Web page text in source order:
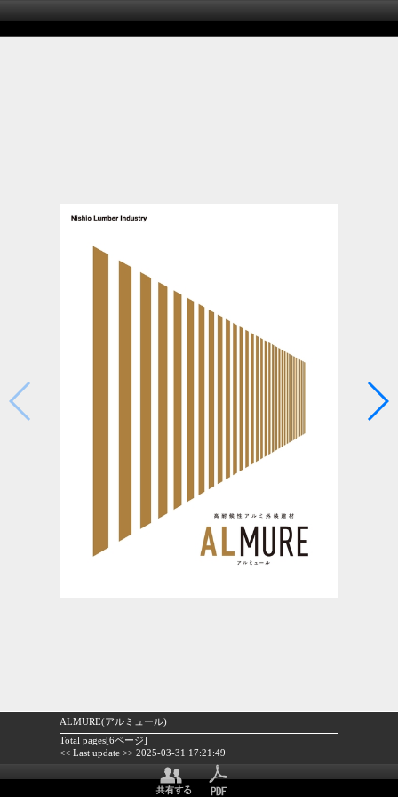
ALMURE(アルミュール)
Total pages[6ページ]
<< Last update >> 2025-03-31 17:21:49